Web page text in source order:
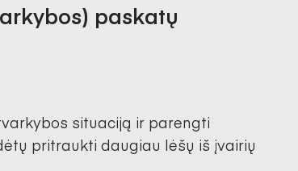
paskatų
situaciją ir parengti
pritraukti daugiau lėšų iš įvairių